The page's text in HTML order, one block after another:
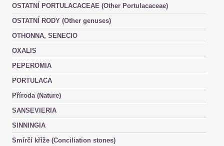
OSTATNÍ PORTULACACEAE (Other Portulacaceae)
OSTATNÍ RODY (Other genuses)
OTHONNA, SENECIO
OXALIS
PEPEROMIA
PORTULACA
Příroda (Nature)
SANSEVIERIA
SINNINGIA
Smírčí kříže (Conciliation stones)